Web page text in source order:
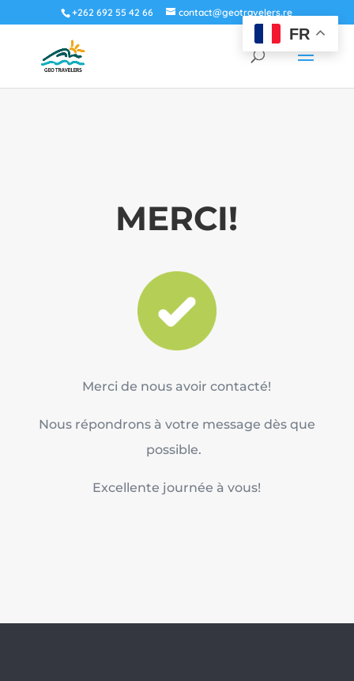
+262 692 55 42 66 contact@geotravelers.re
MERCI!
Merci de nous avoir contacté!
Nous répondrons à votre message dès que
possible.
Excellente journée à vous!
FR